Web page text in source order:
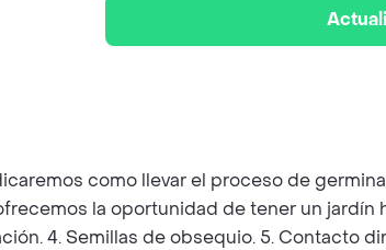
como llevar el proceso de
la oportunidad de tener un jardín
4. Semillas de obsequio. 5. Contacto